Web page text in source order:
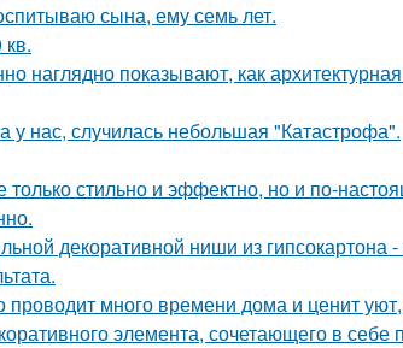
сына, ему семь лет.
наглядно показывают, как
у нас, случилась небольшая "Катастрофа".
стильно и эффектно, но и по-
декоративной ниши из
проводит много времени дома и ценит
элемента, сочетающего в себе